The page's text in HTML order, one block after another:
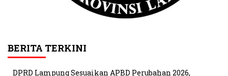
BERITA TERKINI
DPRD Lampung Sesuaikan APBD Perubahan 2026,